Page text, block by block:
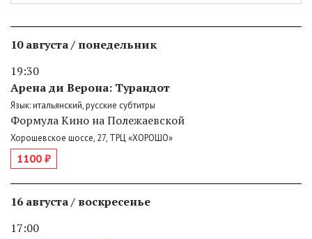
10 августа / понедельник
19:30
Арена ди Верона: Турандот
Язык: итальянский, русские субтитры
Формула Кино на Полежаевской
Хорошевское шоссе, 27, ТРЦ «ХОРОШО»
1100 ₽
16 августа / воскресенье
17:00